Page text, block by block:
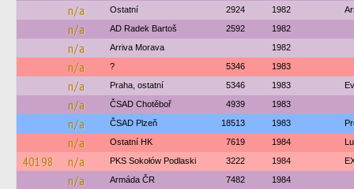
n/a Ostatní 2924 1982
n/a AD Radek Bartoš 2592 1982
n/a Arriva Morava 1982
n/a ? 5346 1983
n/a Praha, ostatní 5346 1983
n/a ČSAD Chotěboř 4939 1983
n/a ČSAD Plzeň 18513 1983
n/a Ostatní HK 7619 1984
40198 n/a PKS Sokołów Podlaski 3222 1984
n/a Armáda ČR 7482 1984